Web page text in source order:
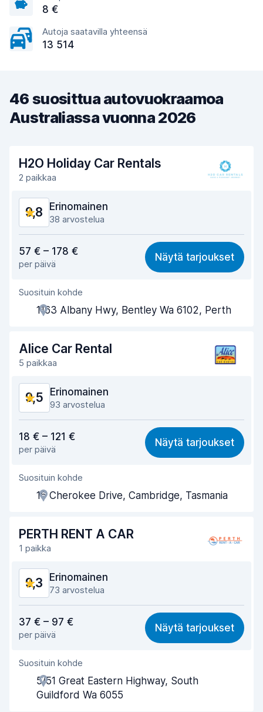
8 €
Autoja saatavilla yhteensä
13 514
46 suosittua autovuokraamoa
Australiassa vuonna 2026
H2O Holiday Car Rentals
2 paikkaa
9,8 Erinomainen
38 arvostelua
9,8
Löytämisen helppous 9,4
Toimihenkilön avuliaisuus
Noutonopeus
Palautusnopeus 9,8
Auton siisteys
Auton kunto
57 € – 178 €
per päivä
Näytä tarjoukset
Suosituin kohde
1163 Albany Hwy, Bentley Wa 6102, Perth
Alice Car Rental
5 paikkaa
9,5 Erinomainen
93 arvostelua
9,5
Löytämisen helppous 9,2
Toimihenkilön avuliaisuus
Noutonopeus
Palautusnopeus
Auton siisteys
Auton kunto
18 € – 121 €
per päivä
Näytä tarjoukset
Suosituin kohde
16 Cherokee Drive, Cambridge, Tasmania
PERTH RENT A CAR
1 paikka
9,3 Erinomainen
73 arvostelua
9,2
Löytämisen helppous 9,2
Toimihenkilön avuliaisuus
Noutonopeus
37 € – 97 €
per päivä
Näytä tarjoukset
Suosituin kohde
5/51 Great Eastern Highway, South
Guildford Wa 6055